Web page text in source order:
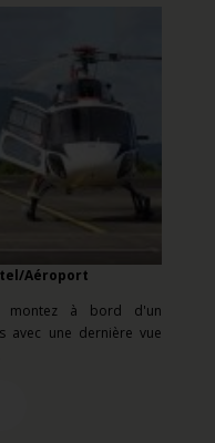
Aéroport
montez à bord d'un
avec une dernière vue